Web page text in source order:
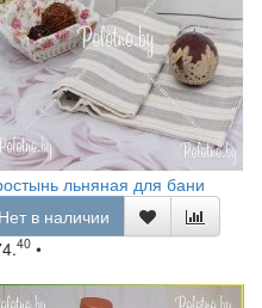
льняная для бани
в наличии
40 •